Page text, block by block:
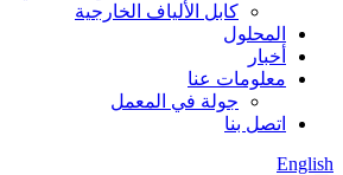
كابل الألياف الخارجية
المحلول
أخبار
معلومات عنا
جولة في المعمل
اتصل بنا
English